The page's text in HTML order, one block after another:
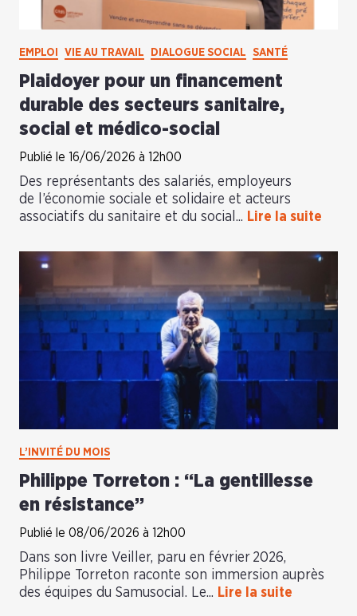
EMPLOI VIE AU TRAVAIL DIALOGUE SOCIAL SANTÉ
Plaidoyer pour un financement
durable des secteurs sanitaire,
social et médico-social
Publié le 16/06/2026 à 12h00
Des représentants des salariés, employeurs
de l’économie sociale et solidaire et acteurs
associatifs du sanitaire et du social... Lire la suite
L’INVITÉ DU MOIS
Philippe Torreton : “La gentillesse
en résistance”
Publié le 08/06/2026 à 12h00
Dans son livre Veiller, paru en février 2026,
Philippe Torreton raconte son immersion auprès
des équipes du Samusocial. Le... Lire la suite